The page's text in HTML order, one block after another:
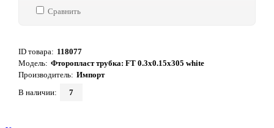
Сравнить
ID товара: 118077
Модель: Фторопласт трубка: FT 0.3x0.15x305 white
Производитель: Импорт
В наличии:
7